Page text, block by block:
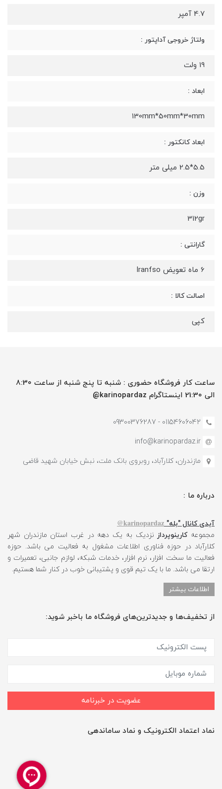
4.7 آمپر
ولتاژ خروجی آداپتور :
19 ولت
ابعاد :
130mm*50mm*30mm
ابعاد کانکتور :
5.5*2.5 میلی متر
وزن :
312gr
گارانتی :
6 ماه تعویض Iranfso
اصالت کالا :
کپی
ساعت کار فروشگاه حضوری : شنبه تا پنج شنبه از ساعت 8:30
الی 21:30 اینستاگرام karinopardaz@
01154606042 - 09300376287
info@karinopardaz.ir
مازندران، کلارآباد، روبروی بانک ملت، نبش خیابان شهید قاضی
درباره ما :
آیدی کانال "بله" karinopardaz@
مجموعهکارینوپرداز نزدیک به یک دهه در غرب استان مازندران شهر
کلارآباد در حوزه فناوری اطلاعات مشغول به فعالیت می باشد. حوزه
فعالیت ما سخت افزار، نرم افزار، خدمات شبکه، لوازم جانبی، تعمیرات و
ارتقا می باشد. ما با یک تیم قوی و پشتیبانی خوب در کنار شما هستیم.
اطلاعات بیشتر
از تخفیف‌ها و جدیدترین‌های فروشگاه ما باخبر شوید:
عضویت در خبرنامه
نماد اعتماد الکترونیک و نماد ساماندهی